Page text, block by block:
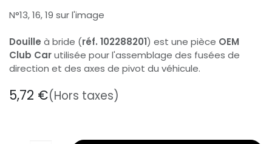
N°13, 16, 19 sur l'image
Douille à bride (réf. 102288201) est une pièce OEM
Club Carutilisée pour l'assemblage des fusées de
direction et des axes de pivot du véhicule.
5,72 €(Hors taxes)